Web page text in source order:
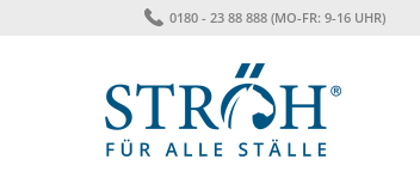
0180 - 23 88 888 (MO-FR: 9-16 UHR)